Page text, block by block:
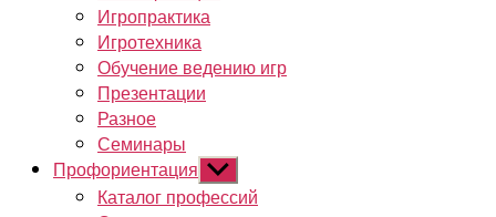
Игропрактика
Игротехника
Обучение ведению игр
Презентации
Разное
Семинары
Профориентация Показывать
подменю
Каталог профессий